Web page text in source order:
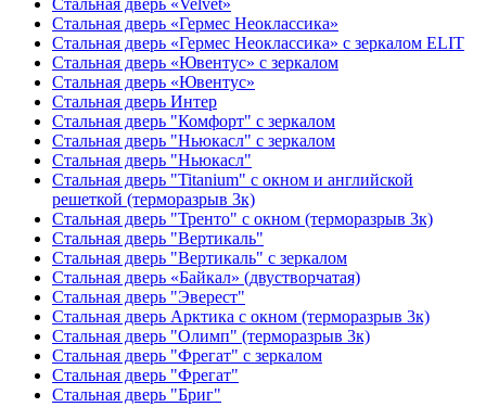
Стальная дверь «Velvet»
Стальная дверь «Гермес Неоклассика»
Стальная дверь «Гермес Неоклассика» с зеркалом ELIT
Стальная дверь «Ювентус» с зеркалом
Стальная дверь «Ювентус»
Стальная дверь Интер
Стальная дверь "Комфорт" с зеркалом
Стальная дверь "Ньюкасл" с зеркалом
Стальная дверь "Ньюкасл"
Стальная дверь "Titanium" с окном и английской
решеткой (терморазрыв 3к)
Стальная дверь "Тренто" с окном (терморазрыв 3к)
Стальная дверь "Вертикаль"
Стальная дверь "Вертикаль" с зеркалом
Стальная дверь «Байкал» (двустворчатая)
Стальная дверь "Эверест"
Стальная дверь Арктика с окном (терморазрыв 3к)
Стальная дверь "Олимп" (терморазрыв 3к)
Стальная дверь "Фрегат" с зеркалом
Стальная дверь "Фрегат"
Стальная дверь "Бриг"